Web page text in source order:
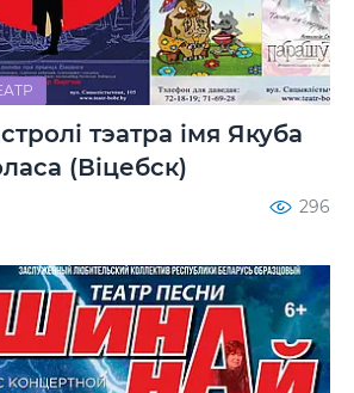
тэатра імя Якуба
(Віцебск)
296